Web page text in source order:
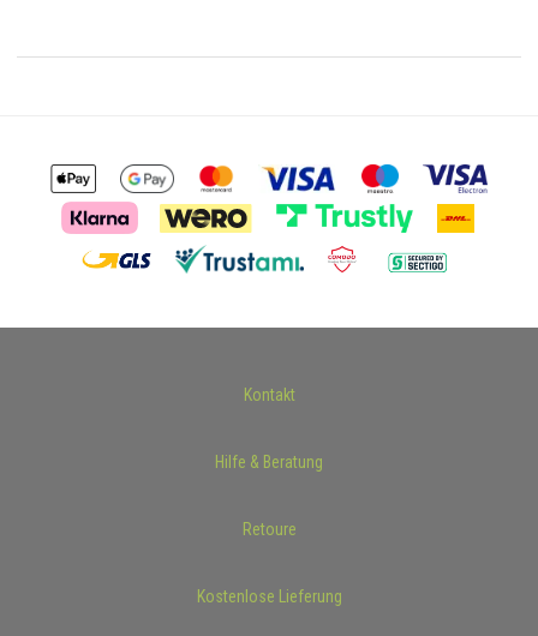
Kontakt
Hilfe & Beratung
Retoure
Kostenlose Lieferung